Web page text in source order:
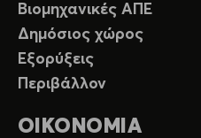
Βιομηχανικές ΑΠΕ
Δημόσιος χώρος
Εξορύξεις
Περιβάλλον
ΟΙΚΟΝΟΜΙΑ